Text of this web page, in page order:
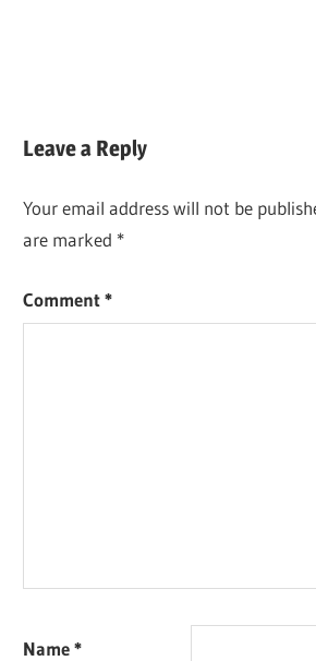
Leave a Reply
Your email address will not be
are marked *
Comment*
Name*